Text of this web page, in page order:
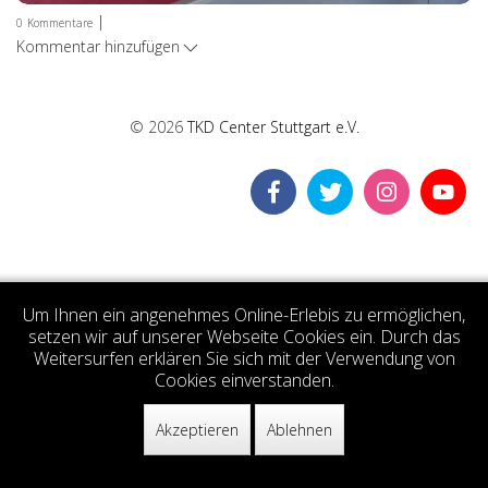
0 Kommentare |
Kommentar hinzufügen
© 2026TKD Center Stuttgart e.V.
Um Ihnen ein angenehmes Online-Erlebis zu ermöglichen,
setzen wir auf unserer Webseite Cookies ein. Durch das
Weitersurfen erklären Sie sich mit der Verwendung von
Cookies einverstanden.
Akzeptieren Ablehnen